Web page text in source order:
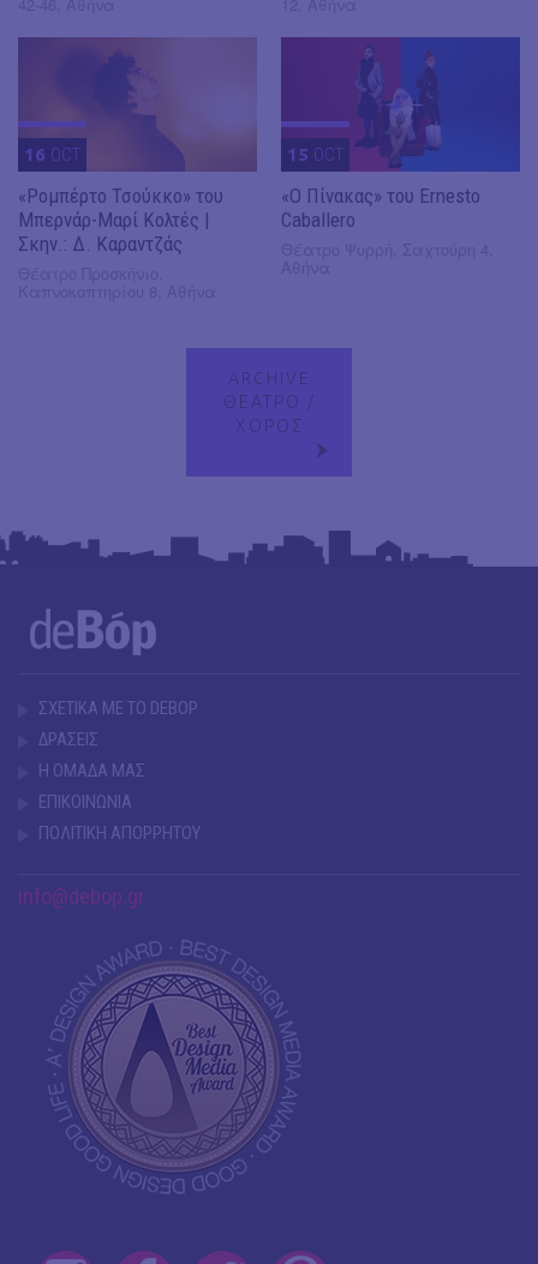
16 OCT
«Ρομπέρτο Τσούκκο» του
Μπερνάρ-Μαρί Κολτές |
Σκην.: Δ. Καραντζάς
15 OCT
«Ο Πίνακας» του Ernesto
Caballero
ARCHIVE
ΘΕΑΤΡΟ /
ΧΟΡΟΣ
ΣΧΕΤΙΚΑ ΜΕ ΤΟ DEBOP
ΔΡΑΣΕΙΣ
Η ΟΜΑΔΑ ΜΑΣ
ΕΠΙΚΟΙΝΩΝΙΑ
ΠΟΛΙΤΙΚΗ ΑΠΟΡΡΗΤΟΥ
info@debop.gr